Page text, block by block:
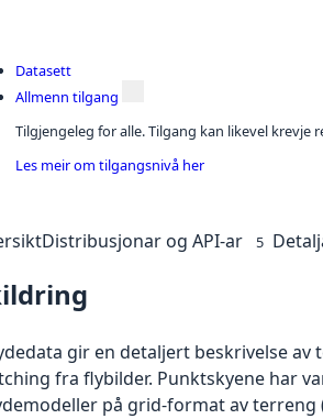
Datasett
Allmenn tilgang
Tilgjengeleg for alle. Tilgang kan likevel
Les meir om tilgangsnivå her
Distribusjonar og API-ar 5
gir en detaljert beskrivelse
fra flybilder. Punktskyene har
på grid-format av terreng